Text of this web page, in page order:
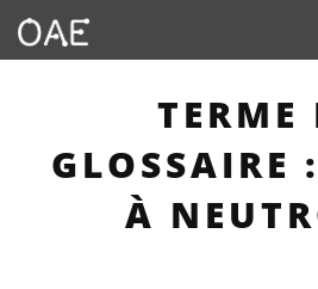
TERME
GLOSSAIRE
À